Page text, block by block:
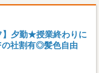
】夕勤★授業終わりに
の社割有◎髪色自由